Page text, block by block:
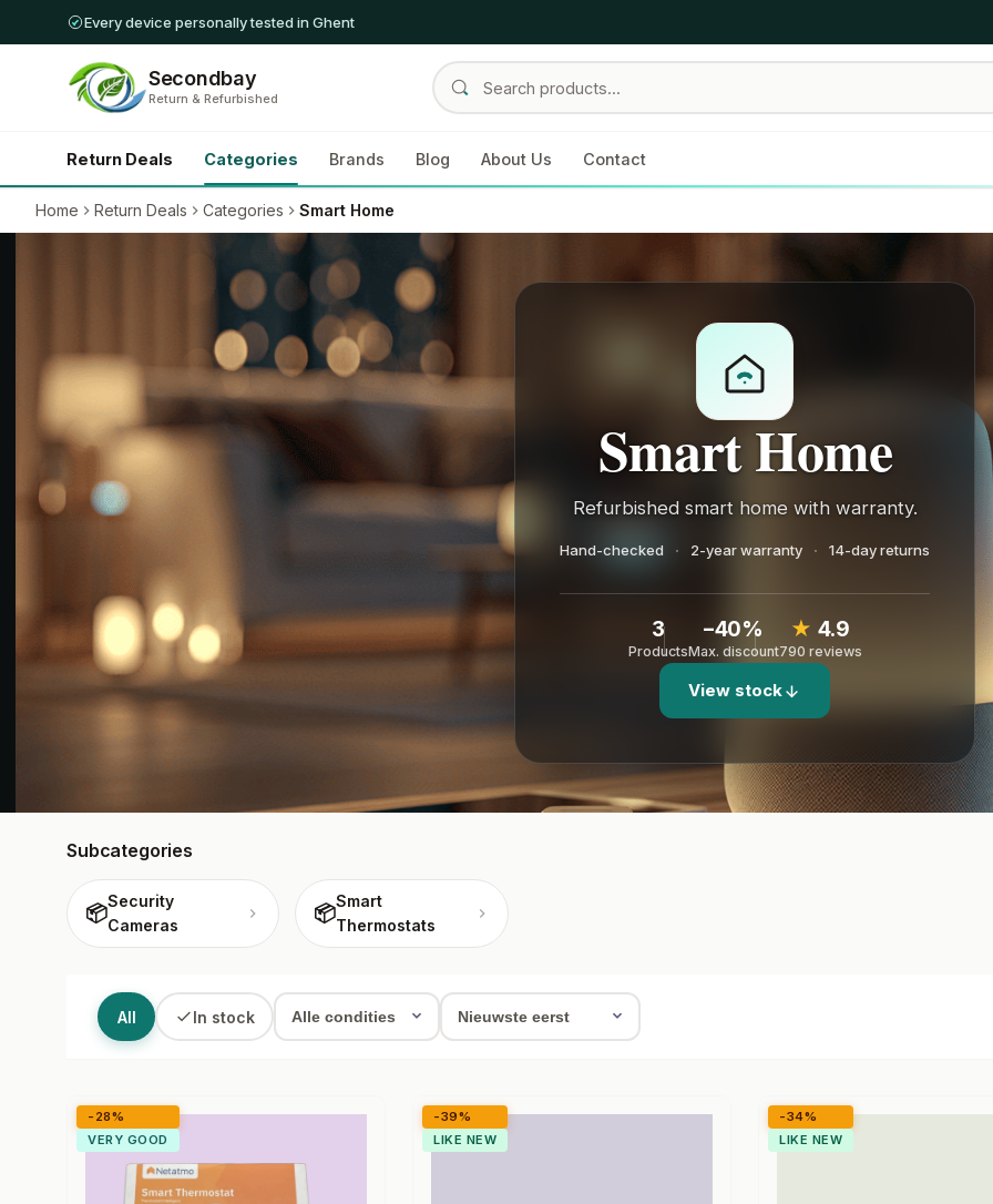
Every device personally tested in Ghent
Secondbay
Return & Refurbished
Return Deals Categories Brands Blog About Us Contact
Home Return Deals Categories Smart Home
Smart Home
Refurbished smart home with warranty.
Hand-checked 2-year warranty 14-day returns
3
Products
−40%
Max. discount
★ 4.9
790 reviews
View stock
Subcategories
📦
Security
Cameras
📦
Smart
Thermostats
All In stock
-28%
VERY GOOD
-39%
LIKE NEW
-34%
LIKE NEW